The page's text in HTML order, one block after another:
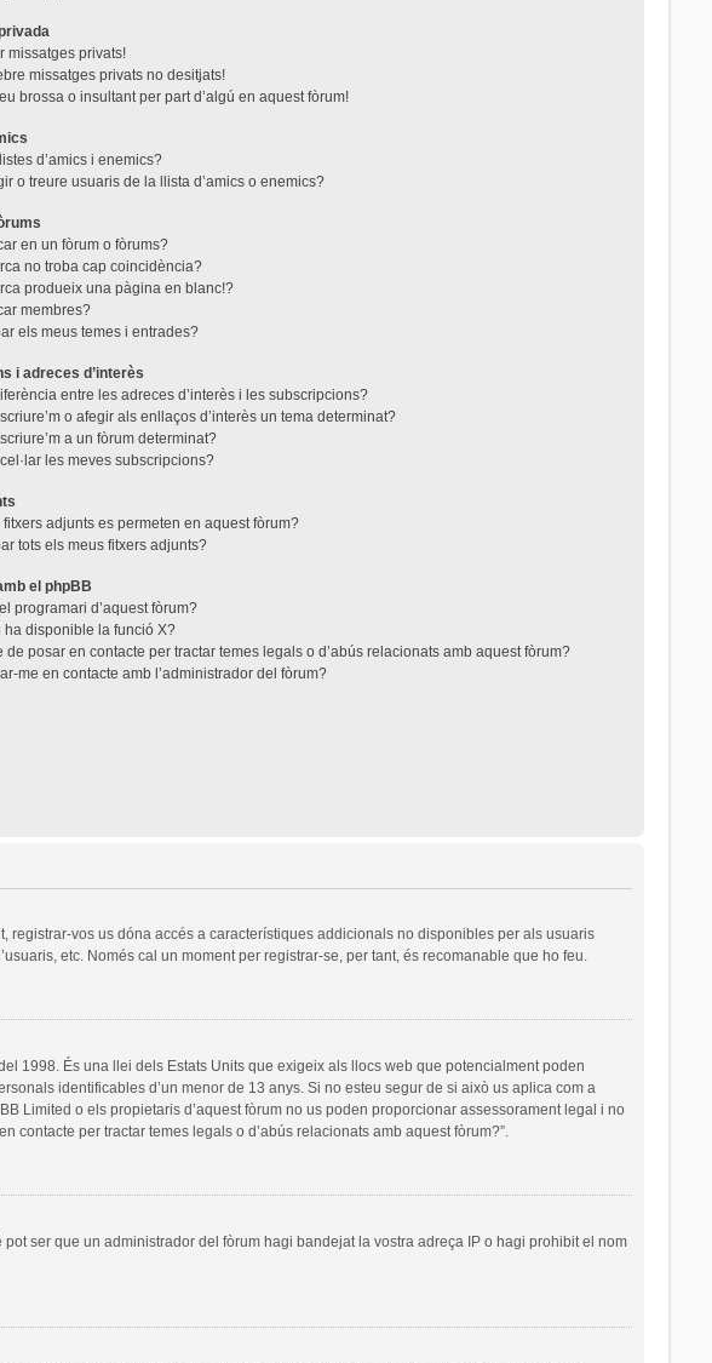
missatges privats!
missatges privats no desitjats!
brossa o insultant per part d’algú en aquest fòrum!
d’amics i enemics?
o treure usuaris de la llista d’amics o enemics?
en un fòrum o fòrums?
no troba cap coincidència?
produeix una pàgina en blanc!?
membres?
els meus temes i entrades?
i adreces d’interès
entre les adreces d’interès i les subscripcions?
o afegir als enllaços d’interès un tema determinat?
a un fòrum determinat?
les meves subscripcions?
adjunts es permeten en aquest fòrum?
tots els meus fitxers adjunts?
el phpBB
programari d’aquest fòrum?
ha disponible la funció X?
de posar en contacte per tractar temes legals o d’abús relacionats amb aquest fòrum?
me en contacte amb l’administrador del fòrum?
registrar-vos us dóna accés a característiques addicionals no disponibles per als usuaris
etc. Només cal un moment per registrar-se, per tant, és recomanable que ho feu.
1998. És una llei dels Estats Units que exigeix als llocs web que potencialment poden
identificables d’un menor de 13 anys. Si no esteu segur de si això us aplica com a
Limited o els propietaris d’aquest fòrum no us poden proporcionar assessorament legal i no
contacte per tractar temes legals o d’abús relacionats amb aquest fòrum?”.
ser que un administrador del fòrum hagi bandejat la vostra adreça IP o hagi prohibit el nom